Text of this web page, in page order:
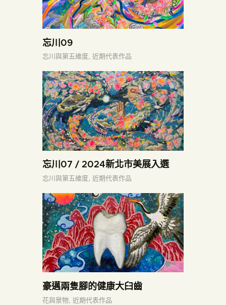
忘川09
忘川與第五維度, 近期代表作品
忘川07 / 2024新北市美展入選
忘川與第五維度, 近期代表作品
豪邁兩隻腳的健康大臼齒
花與景物, 近期代表作品